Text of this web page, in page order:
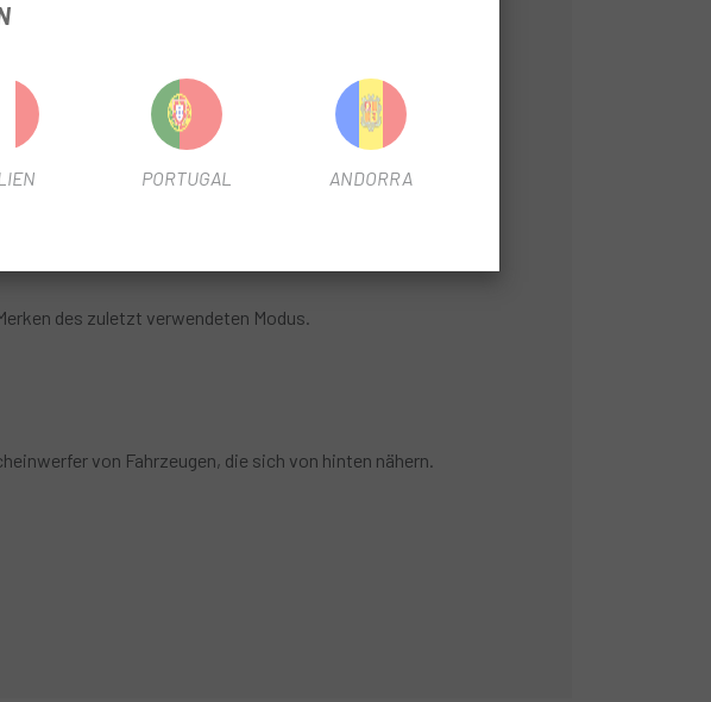
Wahoo ELEMNT BOLT Aero-Fronthalterung)
des zuletzt verwendeten Modus.
von Fahrzeugen, die sich von hinten nähern.
PORTUGAL ANDORRA